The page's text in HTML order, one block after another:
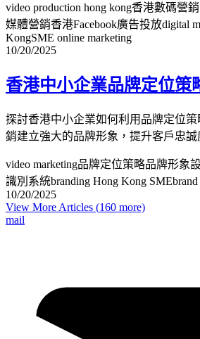
video production hong kong香港數碼營銷
媒體營銷香港Facebook廣告投放digital
KongSME online marketing
10/20/2025
香港中小企業品牌定位策
探討香港中小企業如何利用品牌定位
銷建立強大的品牌形象，提升客戶忠誠
video marketing品牌定位策略品牌形象
識別系統branding Hong Kong SME
10/20/2025
View More Articles (160 more)
mail